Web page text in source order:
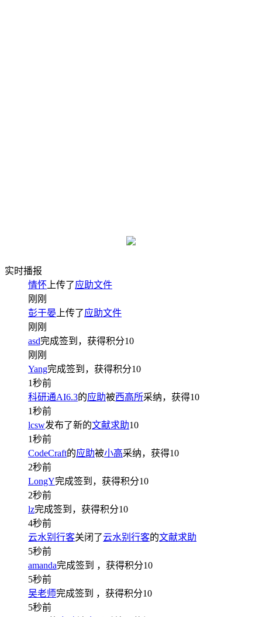
实时播报
情怀 上传了应助文件
刚刚
彭于晏 上传了应助文件
刚刚
asd完成签到，获得积分10
刚刚
Yang完成签到，获得积分10
1秒前
科研通AI6.3的应助被西高所采纳，获得10
1秒前
lcsw发布了新的文献求助10
1秒前
CodeCraft的应助被小高采纳，获得10
2秒前
LongY完成签到，获得积分10
2秒前
lz完成签到，获得积分10
4秒前
云水别行客关闭了云水别行客的文献求助
5秒前
amanda完成签到 ，获得积分10
5秒前
吴老师完成签到 ，获得积分10
5秒前